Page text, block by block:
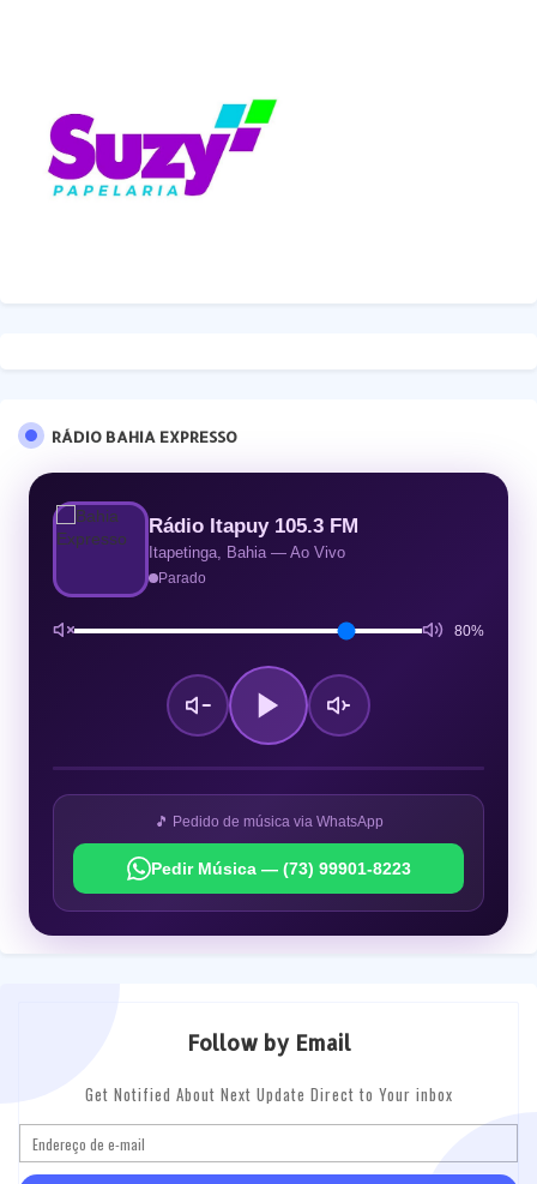
RÁDIO BAHIA EXPRESSO
Rádio Itapuy 105.3 FM
Itapetinga, Bahia — Ao Vivo
Parado
80%
🎵 Pedido de música via WhatsApp
Pedir Música — (73) 99901-8223
Follow by Email
Get Notified About Next Update Direct to Your inbox